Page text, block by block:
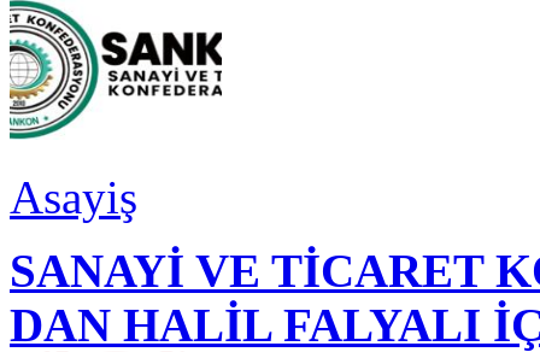
Asayiş
SANAYİ VE TİCARET
DAN HALİL FALYALI